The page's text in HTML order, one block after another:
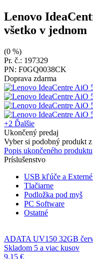
Lenovo
všetko v jednom
(0 %)
Pr. č.: 197329
PN: F0GQ0038CK
Doprava zdarma
+2 Ďalšie
Ukončený predaj
Vyber si podobný produkt
Popis ukončeného produktu
Príslušenstvo
USB kľúče a
Tlačiarne
Podložka pod myš
PC Software
Ostatné
ADATA UV150 32GB
Skladom 5 a viac kusov
9,15 €